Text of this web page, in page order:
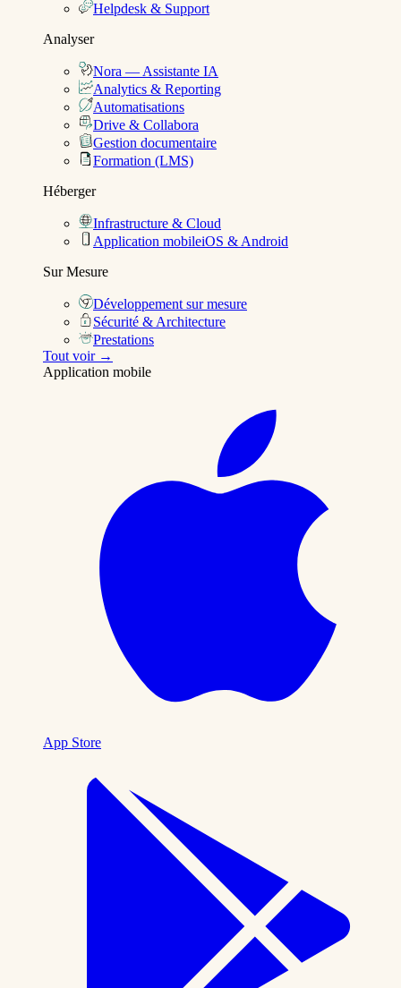
Helpdesk & Support
Analyser
Nora — Assistante IA
Analytics & Reporting
Automatisations
Drive & Collabora
Gestion documentaire
Formation (LMS)
Héberger
Infrastructure & Cloud
Application mobileiOS & Android
Sur Mesure
Développement sur mesure
Sécurité & Architecture
Prestations
Tout voir →
Application mobile
App Store